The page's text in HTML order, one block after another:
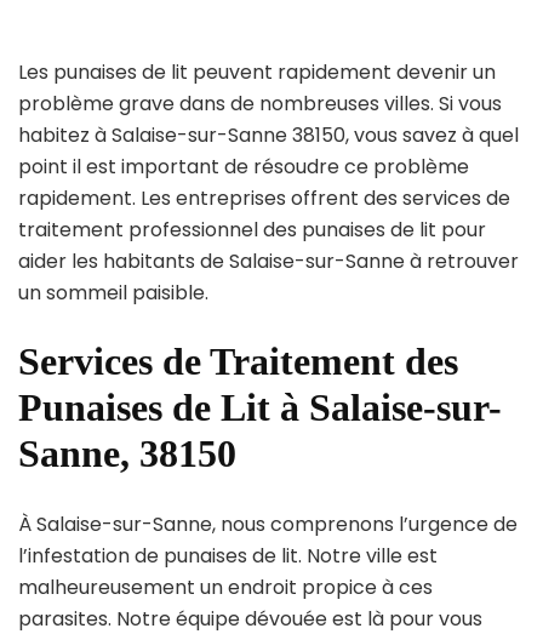
Les punaises de lit peuvent rapidement devenir un
problème grave dans de nombreuses villes. Si vous
habitez à Salaise-sur-Sanne 38150, vous savez à quel
point il est important de résoudre ce problème
rapidement. Les entreprises offrent des services de
traitement professionnel des punaises de lit pour
aider les habitants de Salaise-sur-Sanne à retrouver
un sommeil paisible.
Services de Traitement des
Punaises de Lit à Salaise-sur-
Sanne, 38150
À Salaise-sur-Sanne, nous comprenons l’urgence de
l’infestation de punaises de lit. Notre ville est
malheureusement un endroit propice à ces
parasites. Notre équipe dévouée est là pour vous